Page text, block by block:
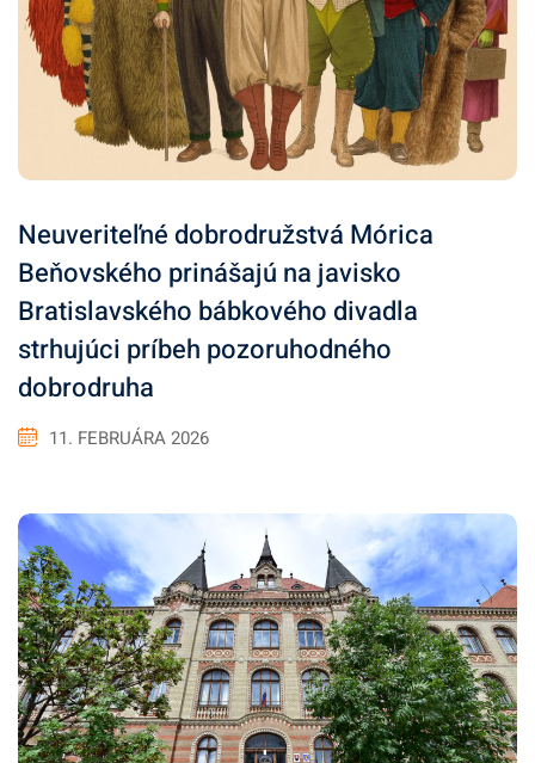
Neuveriteľné dobrodružstvá Mórica
Beňovského prinášajú na javisko
Bratislavského bábkového divadla
strhujúci príbeh pozoruhodného
dobrodruha
11. FEBRUÁRA 2026